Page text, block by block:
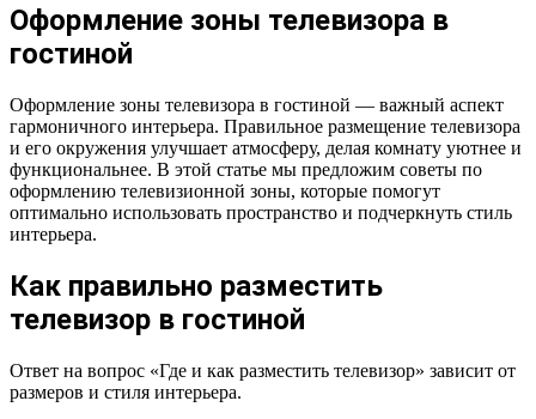
Оформление зоны телевизора в
гостиной
Оформление зоны телевизора в гостиной — важный аспект
гармоничного интерьера. Правильное размещение телевизора
и его окружения улучшает атмосферу, делая комнату уютнее и
функциональнее. В этой статье мы предложим советы по
оформлению телевизионной зоны, которые помогут
оптимально использовать пространство и подчеркнуть стиль
интерьера.
Как правильно разместить
телевизор в гостиной
Ответ на вопрос «Где и как разместить телевизор» зависит от
размеров и стиля интерьера.